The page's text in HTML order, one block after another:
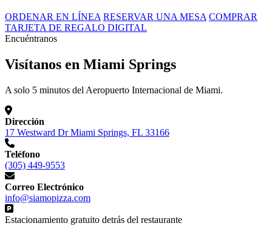
ORDENAR EN LÍNEA RESERVAR UNA MESA COMPRAR
TARJETA DE REGALO DIGITAL
Encuéntranos
Visítanos en Miami Springs
A solo 5 minutos del Aeropuerto Internacional de Miami.
Dirección
17 Westward Dr Miami Springs, FL 33166
Teléfono
(305) 449-9553
Correo Electrónico
info@siamopizza.com
Estacionamiento gratuito detrás del restaurante